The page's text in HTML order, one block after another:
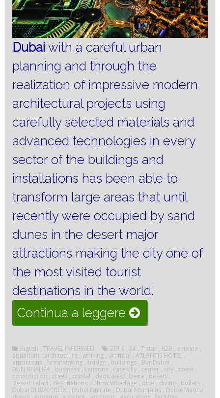
Dubai with a careful urban
planning and through the
realization of impressive modern
architectural projects using
carefully selected materials and
advanced technologies in every
sector of the buildings and
installations has been able to
transform large areas that until
recently were occupied by sand
dunes in the desert major
attractions making the city one of
the most visited tourist
destinations in the world.
Continua a leggere “Visit
Dubai”
English , TRAVEL INFORMED 2016 , 24 , 7-star , 829 , antique ,
aquarium , architecture , arriving , artificial , ATLANTIS HOTEL ,
attractions , breathtaking , bridge , buildings , Bur Dubai ,
BURJ KHALIFA , business , cannons , carefully , center , city , coast ,
construction , creek , crystal , dedicated , Deira , desert ,
Desert Safari , destinations , Dhow Wharfage , dine , diving , dollars ,
Dubai DUBAI CREEK , Dubai Emirate , Dubai Fountains , Dubai Marina ,